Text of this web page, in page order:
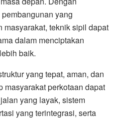
yang
teknik sipil dapat
dalam menciptakan
baik.
yang tepat, aman, dan
masyarakat perkotaan dapat
yang layak, sistem
yang terintegrasi, serta